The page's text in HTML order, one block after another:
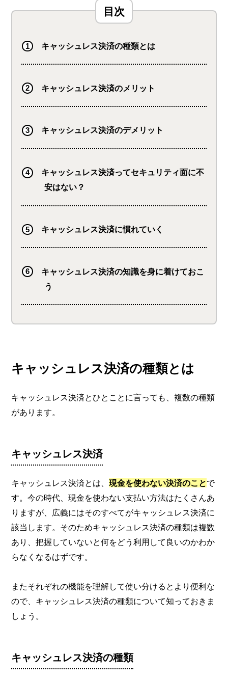
キャッシュレス決済の種類とは
キャッシュレス決済のメリット
キャッシュレス決済のデメリット
キャッシュレス決済ってセキュリティ面に不
安はない？
キャッシュレス決済に慣れていく
キャッシュレス決済の知識を身に着けておこ
う
キャッシュレス決済の種類とは
キャッシュレス決済とひとことに言っても、複数の種類
があります。
キャッシュレス決済
キャッシュレス決済とは、現金を使わない決済のことで
す。今の時代、現金を使わない支払い方法はたくさんあ
りますが、広義にはそのすべてがキャッシュレス決済に
該当します。そのためキャッシュレス決済の種類は複数
あり、把握していないと何をどう利用して良いのかわか
らなくなるはずです。
またそれぞれの機能を理解して使い分けるとより便利な
ので、キャッシュレス決済の種類について知っておきま
しょう。
キャッシュレス決済の種類